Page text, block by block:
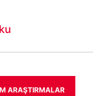
ARAŞTIRMALAR